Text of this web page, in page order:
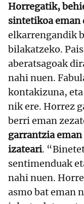
Horregatik,
sintetikoa eman
elkarrengandik
bilakatzeko.
aberatsagoak
nahi nuen.
kontakizuna,
nik ere. Horrez
berri eman
garrantzia
izateari.
sentimenduak
nahi nuen.
asmo bat eman